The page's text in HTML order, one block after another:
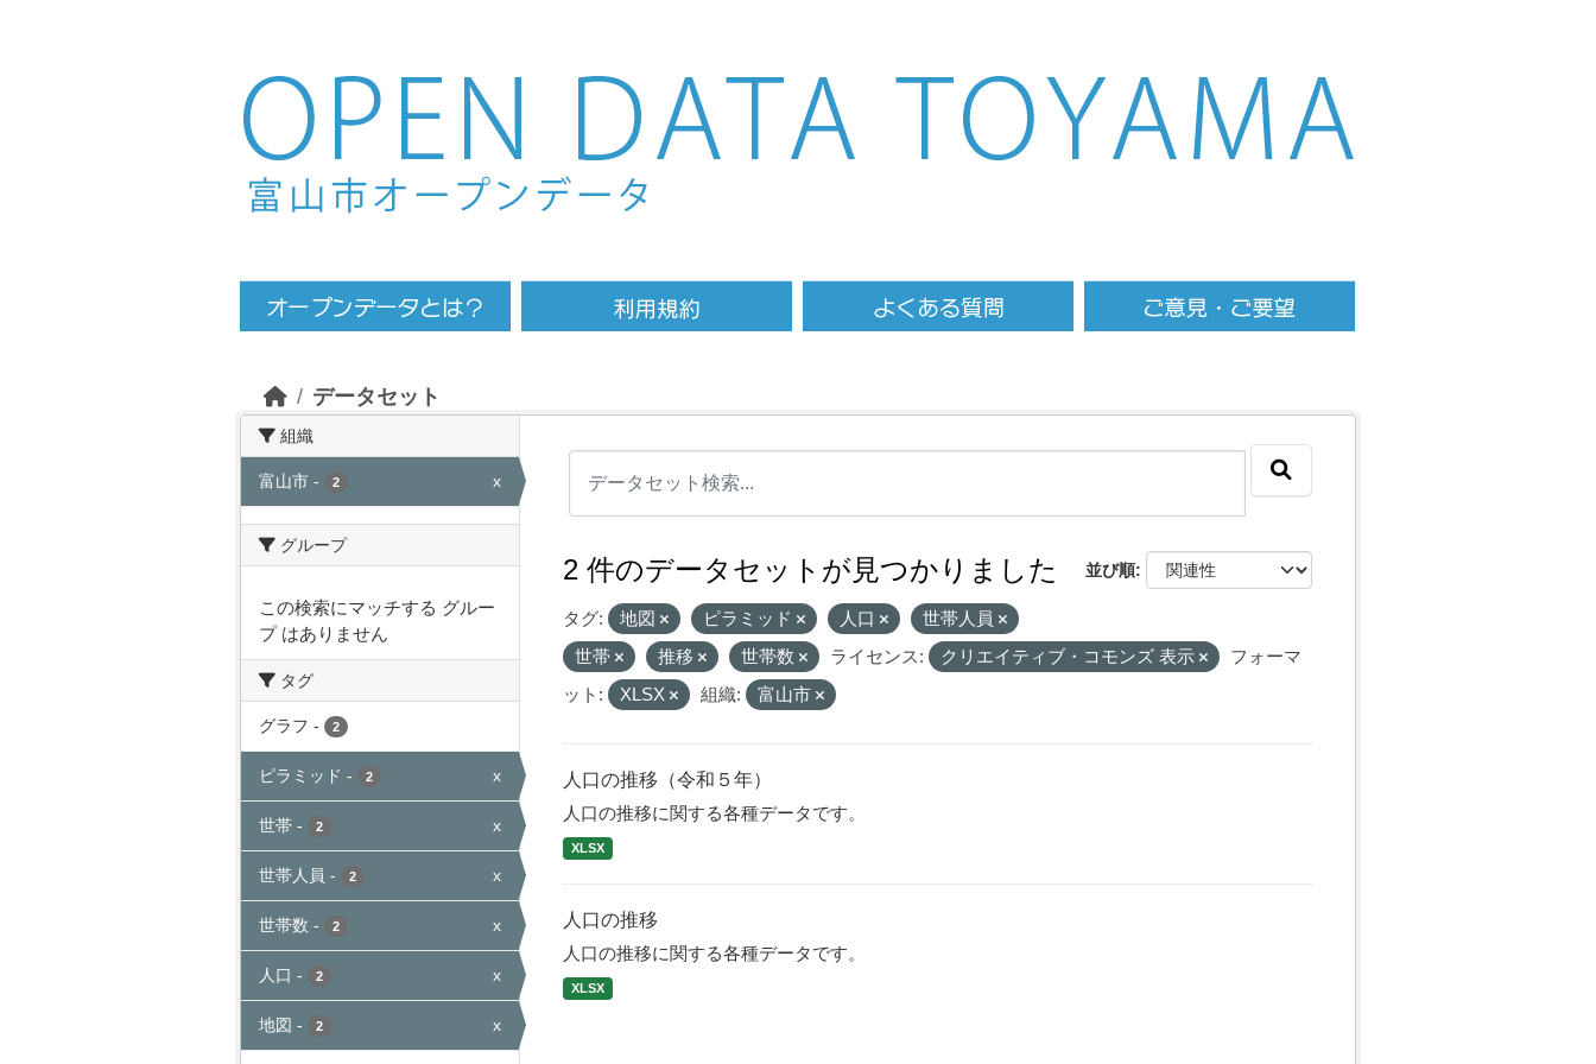
Skip to main content
データセット
組織
富山市 - 2 x
グループ
この検索にマッチする グルー
プ はありません
タグ
グラフ - 2
ピラミッド - 2 x
世帯 - 2 x
世帯人員 - 2 x
世帯数 - 2 x
人口 - 2 x
地図 - 2 x
並び順
2 件のデータセットが見つかりました
タグ: 地図 ピラミッド 人口
世帯人員
世帯
推移 世帯数 ライセンス: クリエイティブ・コモンズ 表示
フォーマ
ット:
XLSX 組織: 富山市
人口の推移（令和５年）
人口の推移に関する各種データです。
XLSX
人口の推移
人口の推移に関する各種データです。
XLSX